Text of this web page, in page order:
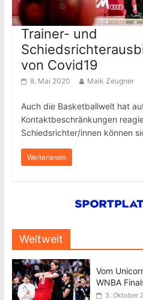
Trainer- und
von Covid19
8. Mai 2020 Maik Zeugner
Auch die Basketballwelt hat
Kontaktbeschränkungen
Schiedsrichter/innen können
Weiterlesen
Weltweit
Vom
WNBA
3. Oktober